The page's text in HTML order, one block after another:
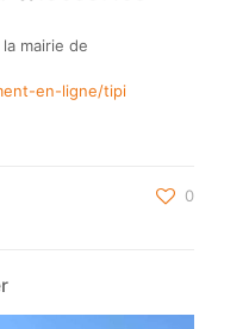
mairie de
en-ligne/tipi
0